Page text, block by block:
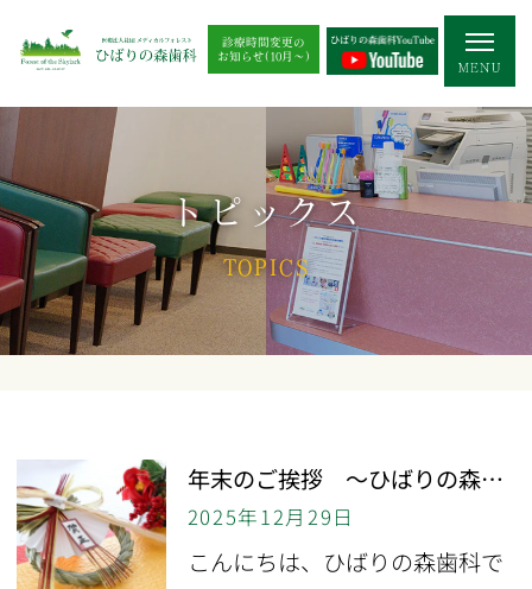
診療時間変更の
お知らせ(10月～)
トピックス
TOPICS
年末のご挨拶 ～ひばりの森歯科
2025年12月29日
こんにちは、ひばりの森歯科で